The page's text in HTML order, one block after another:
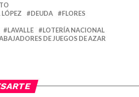
DEUDA
FLORES
LAVALLE
LOTERÍA NACIONAL
DE JUEGOS DE AZAR